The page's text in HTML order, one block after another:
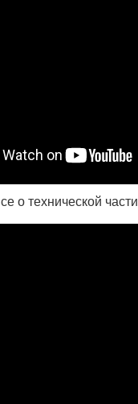
о технической части